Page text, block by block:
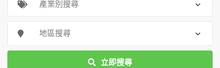
聯絡我們
立即搜尋